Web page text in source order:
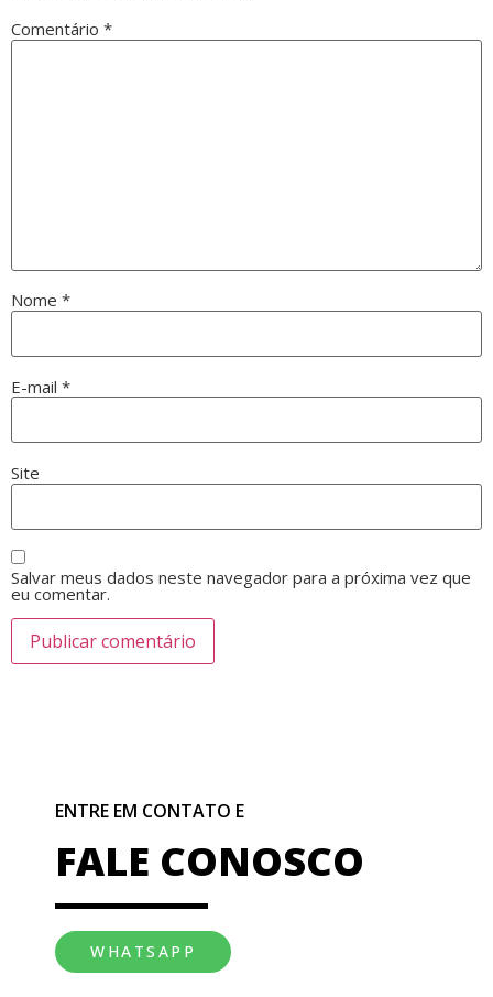
Comentário *
Nome *
E-mail *
Site
Salvar meus dados neste navegador para a próxima vez que
eu comentar.
ENTRE EM CONTATO E
FALE CONOSCO
WHATSAPP